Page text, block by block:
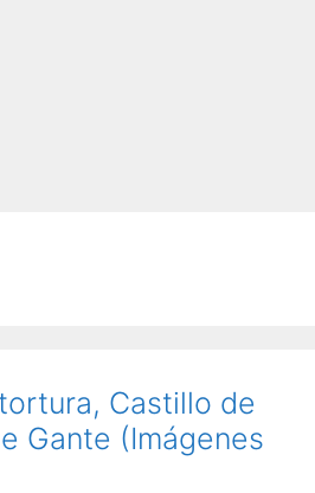
Castillo de
Gante (Imágenes